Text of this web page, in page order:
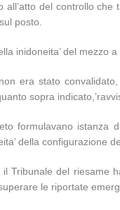
all’atto del controllo
posto.
inidoneita’ del mezzo
era stato
sopra
formulavano istanza
della configurazione
Tribunale del riesame
le riportate